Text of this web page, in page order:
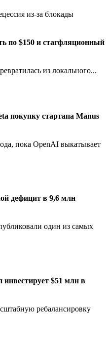
по $150 и стагфляционный
из локального...
покупку стартапа Manus
пока OpenAI выкатывает
дефицит в 9,6 млн
один из самых
$51 млн в
ребалансировку